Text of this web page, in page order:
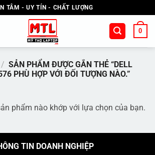
TÂM - UY TÍN - CHẤT LƯỢNG
0
/ SẢN PHẨM ĐƯỢC GẮN THẺ “DELL
PHÙ HỢP VỚI ĐỐI TƯỢNG NÀO.”
phẩm nào khớp với lựa chọn của bạn.
TIN DOANH NGHIỆP